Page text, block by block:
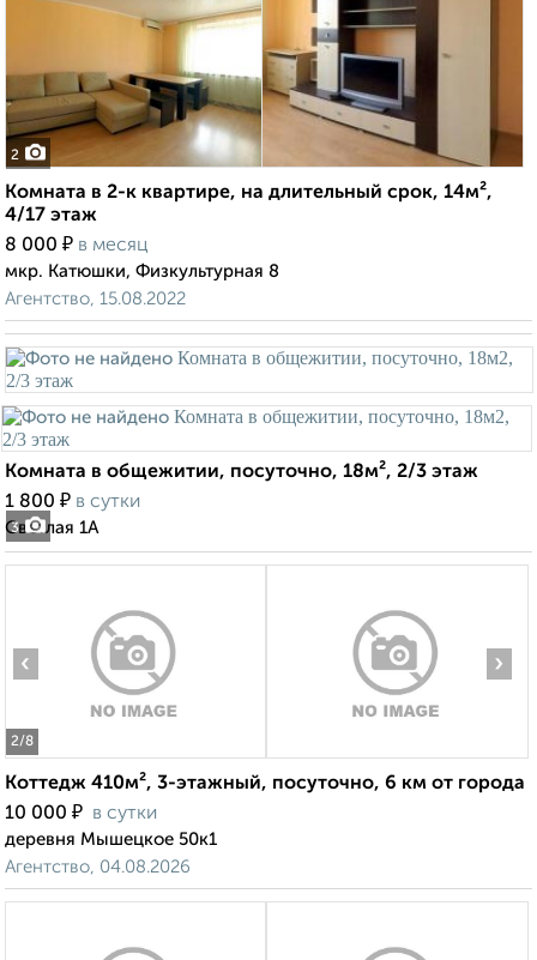
2
Комната в 2-к квартире, на длительный срок, 14м²,
4/17 этаж
8 000 ₽ в месяц
мкр. Катюшки, Физкультурная 8
Агентство, 15.08.2022
3
Комната в общежитии, посуточно, 18м², 2/3 этаж
1 800 ₽ в сутки
Светлая 1А
2/8
‹ ›
Коттедж 410м², 3-этажный, посуточно, 6 км от города
10 000 ₽ в сутки
деревня Мышецкое 50к1
Агентство, 04.08.2026